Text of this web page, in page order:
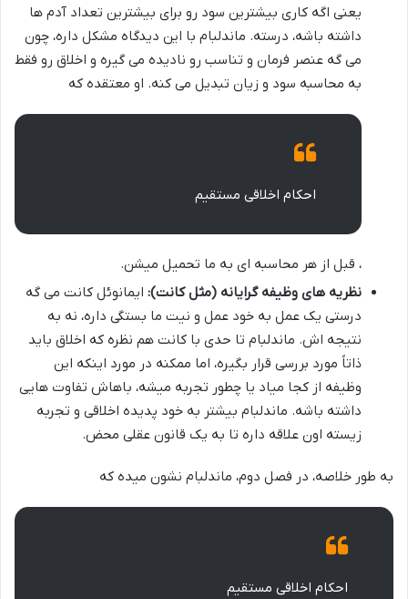
یعنی اگه کاری بیشترین سود رو برای بیشترین تعداد آدم ها
داشته باشه، درسته. ماندلبام با این دیدگاه مشکل داره، چون
می گه عنصر فرمان و تناسب رو نادیده می گیره و اخلاق رو فقط
به محاسبه سود و زیان تبدیل می کنه. او معتقده که
احکام اخلاقی مستقیم
، قبل از هر محاسبه ای به ما تحمیل میشن.
نظریه های وظیفه گرایانه (مثل کانت): ایمانوئل کانت می گه
درستی یک عمل به خود عمل و نیت ما بستگی داره، نه به
نتیجه اش. ماندلبام تا حدی با کانت هم نظره که اخلاق باید
ذاتاً مورد بررسی قرار بگیره، اما ممکنه در مورد اینکه این
وظیفه از کجا میاد یا چطور تجربه میشه، باهاش تفاوت هایی
داشته باشه. ماندلبام بیشتر به خود پدیده اخلاقی و تجربه
زیسته اون علاقه داره تا به یک قانون عقلی محض.
به طور خلاصه، در فصل دوم، ماندلبام نشون میده که
احکام اخلاقی مستقیم